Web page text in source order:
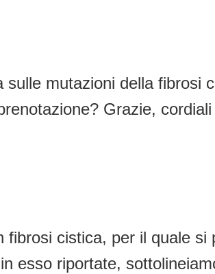
mutazioni della fibrosi
Grazie,
cistica, per il quale
esso riportate,